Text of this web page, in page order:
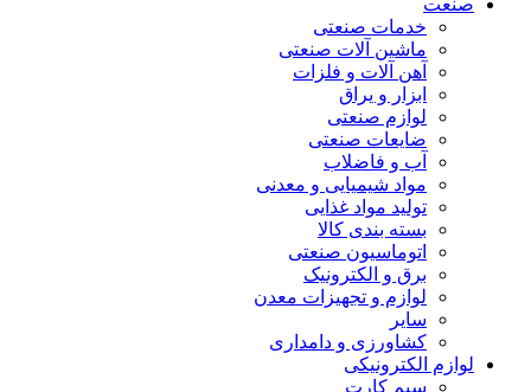
صنعت
خدمات صنعتی
ماشین آلات صنعتی
آهن آلات و فلزات
ابزار و یراق
لوازم صنعتی
ضایعات صنعتی
آب و فاضلاب
مواد شیمیایی و معدنی
تولید مواد غذایی
بسته بندی کالا
اتوماسیون صنعتی
برق و الکترونیک
لوازم و تجهیزات معدن
سایر
کشاورزی و دامداری
لوازم الکترونیکی
سیم کارت